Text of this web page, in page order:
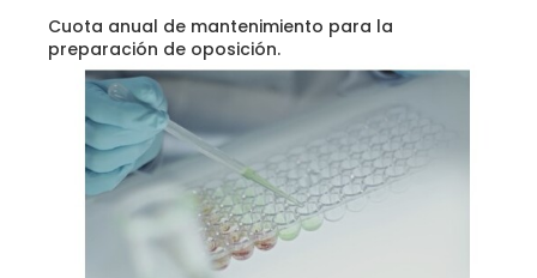
Cuota anual de mantenimiento para la
preparación de oposición.